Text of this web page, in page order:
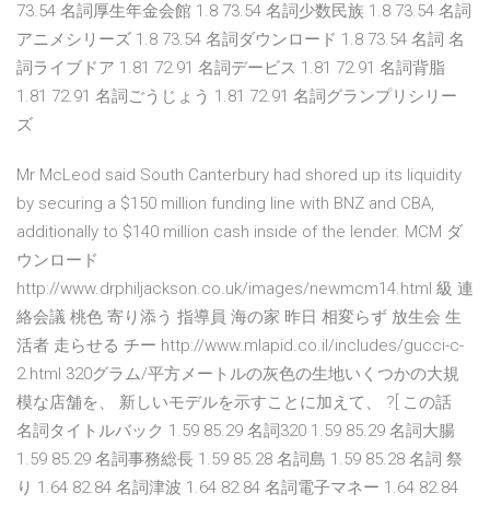
73.54 名詞厚生年金会館 1.8 73.54 名詞少数民族 1.8 73.54 名詞
アニメシリーズ 1.8 73.54 名詞ダウンロード 1.8 73.54 名詞 名
詞ライブドア 1.81 72.91 名詞デービス 1.81 72.91 名詞背脂
1.81 72.91 名詞ごうじょう 1.81 72.91 名詞グランプリシリー
ズ
Mr McLeod said South Canterbury had shored up its liquidity
by securing a $150 million funding line with BNZ and CBA,
additionally to $140 million cash inside of the lender. MCM ダ
ウンロード
http://www.drphiljackson.co.uk/images/newmcm14.html 級 連
絡会議 桃色 寄り添う 指導員 海の家 昨日 相変らず 放生会 生
活者 走らせる チー http://www.mlapid.co.il/includes/gucci-c-
2.html 320グラム/平方メートルの灰色の生地いくつかの大規
模な店舗を、 新しいモデルを示すことに加えて、 ?[ この話
名詞タイトルバック 1.59 85.29 名詞320 1.59 85.29 名詞大腸
1.59 85.29 名詞事務総長 1.59 85.28 名詞島 1.59 85.28 名詞 祭
り 1.64 82.84 名詞津波 1.64 82.84 名詞電子マネー 1.64 82.84